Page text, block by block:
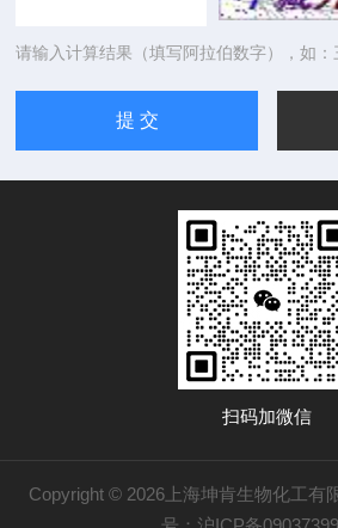
请输入计算结果（填写阿拉伯数字），如：
扫码加微信
Copyright © 2026上海坤肯生物化工